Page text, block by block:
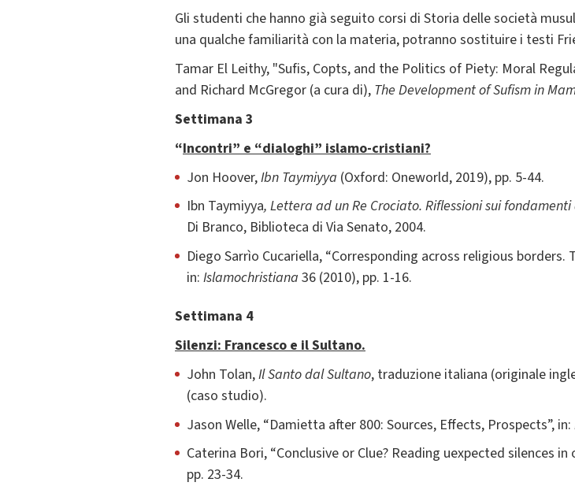
Gli studenti che hanno già seguito corsi di Storia delle società
una qualche familiarità con la materia, potranno sostituire i testi
Tamar El Leithy, "Sufis, Copts, and the Politics of Piety: Moral
and Richard McGregor (a cura di), The Development of Sufism in
Settimana 3
“Incontri” e “dialoghi” islamo-cristiani?
Jon Hoover,Ibn Taymiyya (Oxford: Oneworld, 2019), pp. 5-44.
Ibn Taymiyya, Lettera ad un Re Crociato. Riflessioni sui
Di Branco, Biblioteca di Via Senato, 2004.
Diego Sarrìo Cucariella, “Corresponding across religious
in: Islamochristiana 36 (2010), pp. 1-16.
Settimana 4
Silenzi: Francesco e il Sultano.
John Tolan,Il Santo dal Sultano, traduzione italiana (originale
(caso studio).
Jason Welle, “Damietta after 800: Sources, Effects, Prospects”, in:
Caterina Bori, “Conclusive or Clue? Reading uexpected silences in
pp. 23-34.